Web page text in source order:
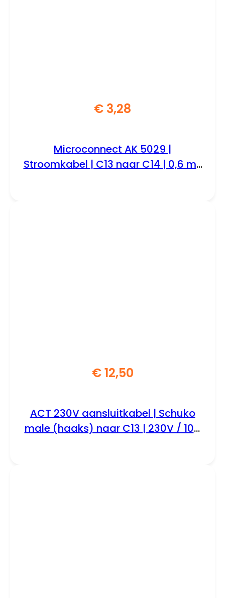
€ 3,28
Microconnect AK 5029 |
Stroomkabel | C13 naar C14 | 0,6 m |
€12,50
ACT 230V aansluitkabel | Schuko
male (haaks) naar C13 | 230V / 10A